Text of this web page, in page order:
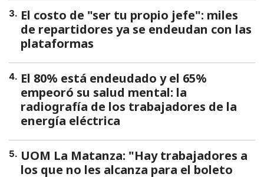
3. El costo de "ser tu propio jefe": miles
de repartidores ya se endeudan con las
plataformas
4. El 80% está endeudado y el 65%
empeoró su salud mental: la
radiografía de los trabajadores de la
energía eléctrica
5. UOM La Matanza: "Hay trabajadores a
los que no les alcanza para el boleto